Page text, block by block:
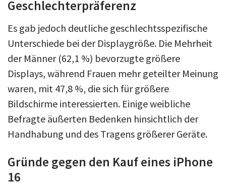
Geschlechterpräferenz
Es gab jedoch deutliche geschlechtsspezifische
Unterschiede bei der Displaygröße. Die Mehrheit
der Männer (62,1 %) bevorzugte größere
Displays, während Frauen mehr geteilter Meinung
waren, mit 47,8 %, die sich für größere
Bildschirme interessierten. Einige weibliche
Befragte äußerten Bedenken hinsichtlich der
Handhabung und des Tragens größerer Geräte.
Gründe gegen den Kauf eines iPhone
16